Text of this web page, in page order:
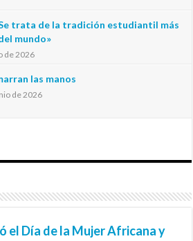
trata de la tradición estudiantil más
mundo»
de 2026
las manos
de 2026
el Día de la Mujer Africana y